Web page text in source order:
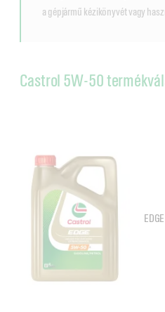
a gépjármű kézikönyvét vagy
Castrol 5W-50